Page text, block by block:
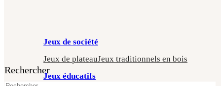
Rechercher
Jeux de société
Jeux de plateauJeux traditionnels en bois
Jeux éducatifs